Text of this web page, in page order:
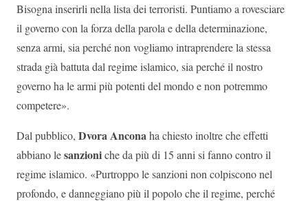
Bisogna inserirli nella lista dei terroristi. Puntiamo a rovesciare
il governo con la forza della parola e della determinazione,
senza armi, sia perché non vogliamo intraprendere la stessa
strada già battuta dal regime islamico, sia perché il nostro
governo ha le armi più potenti del mondo e non potremmo
competere».
Dal pubblico, Dvora Anconaha chiesto inoltre che effetti
abbiano lesanzioniche da più di 15 anni si fanno contro il
regime islamico. «Purtroppo le sanzioni non colpiscono nel
profondo, e danneggiano più il popolo che il regime, perché